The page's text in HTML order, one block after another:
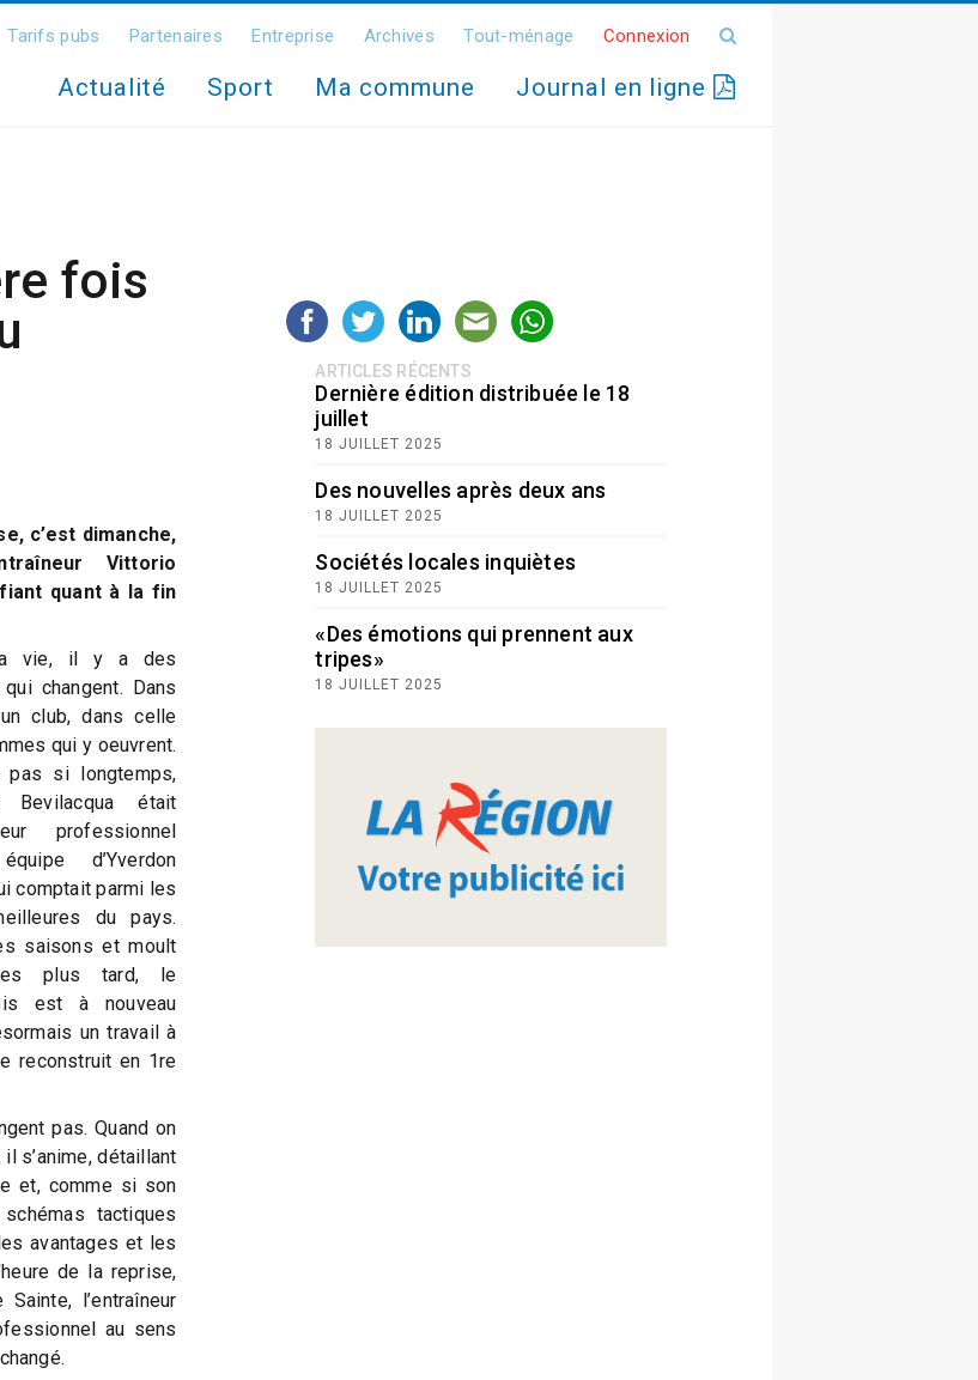
Tarifs pubs Partenaires Entreprise Archives Tout-ménage Connexion
Actualité Sport Ma commune Journal en ligne
fois
c’est dimanche,
Vittorio
quant à la fin
vie, il y a des
changent. Dans
club, dans celle
qui y oeuvrent.
pas si longtemps,
Bevilacqua était
professionnel
d’Yverdon
comptait parmi les
du pays.
saisons et moult
plus tard, le
est à nouveau
un travail à
reconstruit en 1re
pas. Quand on
s’anime, détaillant
et, comme si son
tactiques
avantages et les
de la reprise,
l’entraîneur
au sens
ARTICLES RÉCENTS
Dernière édition distribuée le 18
juillet
18 JUILLET 2025
Des nouvelles après deux ans
18 JUILLET 2025
Sociétés locales inquiètes
18 JUILLET 2025
«Des émotions qui prennent aux
tripes»
18 JUILLET 2025